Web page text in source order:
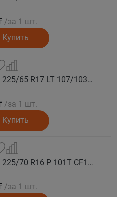
/за 1 шт.
Купить
COMFORSER Автошина 225/65 R17 LT 107/103S CF1100 8PR RWL лето
/за 1 шт.
Купить
COMFORSER Автошина 225/70 R16 P 101T CF1100 RWL лето
/за 1 шт.